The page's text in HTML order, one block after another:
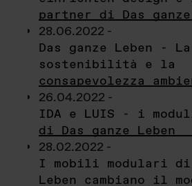
partner di Das ganze
28.06.2022 -
Das ganze Leben - La
sostenibilità e la
consapevolezza
26.04.2022 -
IDA e LUIS - i
di Das ganze Leben
28.02.2022 -
I mobili modulari di
Leben cambiano il